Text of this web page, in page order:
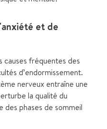
et de
causes fréquentes des
d’endormissement.
nerveux entraîne une
la qualité du
des phases de sommeil